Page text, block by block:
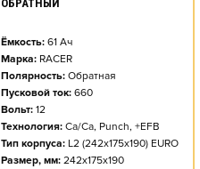
ОБРАТНЫЙ
Ёмкость: 61 Ач
Марка: RACER
Полярность: Обратная
Пусковой ток: 660
Вольт: 12
Технология: Ca/Ca, Punch, +EFB
Тип корпуса: L2 (242x175x190) EURO
Размер, мм: 242x175x190